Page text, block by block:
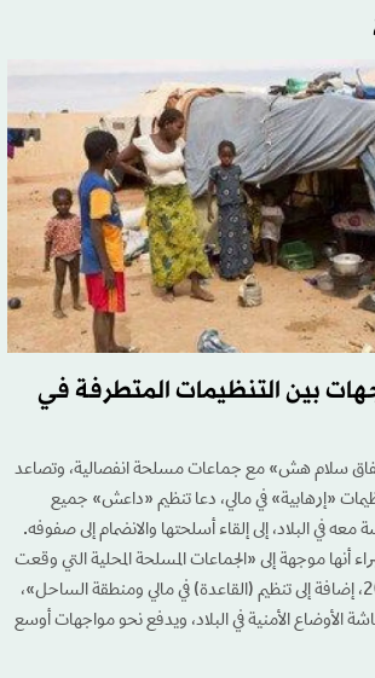
بين التنظيمات المتطرفة في
سلام هش» مع جماعات مسلحة انفصالية، وتصاعد
«إرهابية» في مالي، دعا تنظيم «داعش» جميع
معه في البلاد، إلى إلقاء أسلحتها والانضمام إلى صفوفه.
أنها موجهة إلى «الجماعات المسلحة المحلية التي وقعت
اتفاقية السلام لعام 2015، إضافة إلى تنظيم (القاعدة) في مالي ومنطقة الساحل»،
الأوضاع الأمنية في البلاد، ويدفع نحو مواجهات أوسع